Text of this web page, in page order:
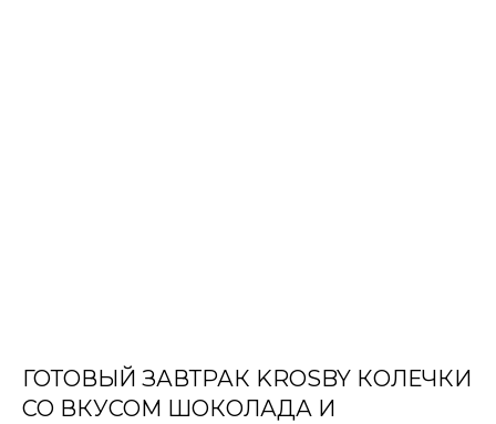
ГОТОВЫЙ ЗАВТРАК KROSBY КОЛЕЧКИ
СО ВКУСОМ ШОКОЛАДА И